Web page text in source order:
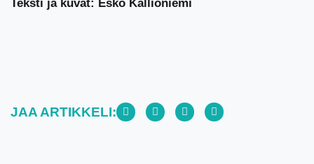
Teksti ja kuvat: Esko Kallioniemi
JAA ARTIKKELI: